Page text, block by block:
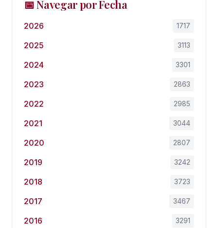
📅 Navegar por Fecha
2026 1717
2025 3113
2024 3301
2023 2863
2022 2985
2021 3044
2020 2807
2019 3242
2018 3723
2017 3467
2016 3291